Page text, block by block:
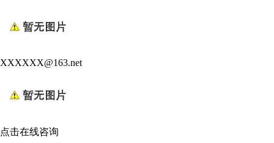
XXXXXX@163.net
点击在线咨询